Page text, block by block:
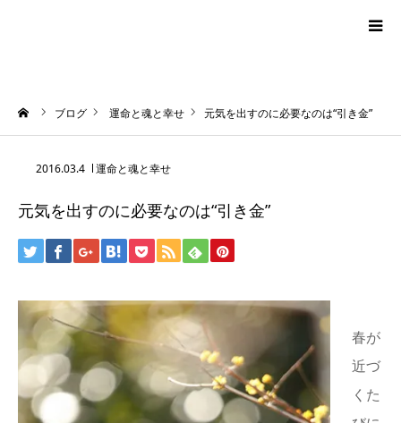
ブログ 運命と魂と幸せ 元気を出すのに必要なのは“引き金”
2016.03.4 運命と魂と幸せ
元気を出すのに必要なのは“引き金”
春が
近づ
くた
プロフィール
お問い合わせ